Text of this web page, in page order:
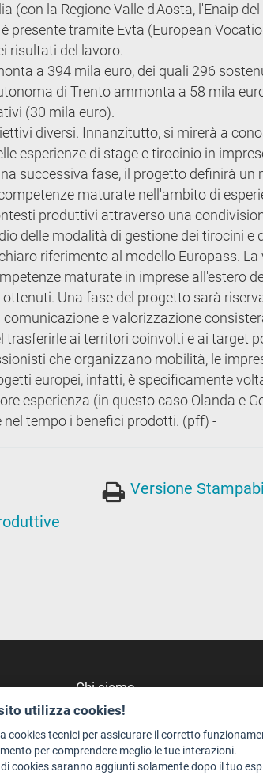
(con la Regione Valle d'Aosta, l'Enaip
presente tramite Evta (European
risultati del lavoro.
a 394 mila euro, dei quali 296
di Trento ammonta a 58 mila
(30 mila euro).
diversi. Innanzitutto, si mirerà a
esperienze di stage e tirocinio in
successiva fase, il progetto definirà un
maturate nell'ambito di
produttivi attraverso una
delle modalità di gestione dei tirocini e
riferimento al modello Europass. La
maturate in imprese all'estero
Una fase del progetto sarà
e valorizzazione
trasferirle ai territori coinvolti e ai target
che organizzano mobilità, le
europei, infatti, è specificamente
esperienza (in questo caso Olanda e
tempo i benefici prodotti. (pff) -
Versione
Chi siamo
Redazione
Staff
Format - Centro Audiovisivi
Trentino Film Commission
utilizza cookies!
cookies tecnici per assicurare il corretto
per comprendere meglio le tue interazioni.
cookies saranno aggiunti solamente dopo il tuo